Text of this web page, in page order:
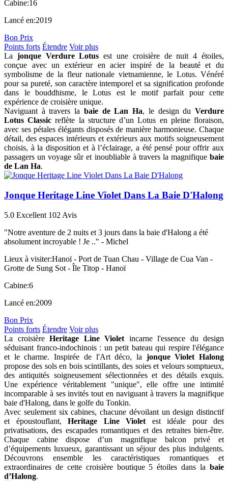
Cabine:16
Lancé en:2019
Bon Prix
Points forts Étendre Voir plus
La jonque Verdure Lotus est une croisière de nuit 4 étoiles,
conçue avec un extérieur en acier inspiré de la beauté et du
symbolisme de la fleur nationale vietnamienne, le Lotus. Vénéré
pour sa pureté, son caractère intemporel et sa signification profonde
dans le bouddhisme, le Lotus est le motif parfait pour cette
expérience de croisière unique.
Naviguant à travers la baie de Lan Ha, le design duVerdure
Lotus Classic reflète la structure d’un Lotus en pleine floraison,
avec ses pétales élégants disposés de manière harmonieuse. Chaque
détail, des espaces intérieurs et extérieurs aux motifs soigneusement
choisis, à la disposition et à l’éclairage, a été pensé pour offrir aux
passagers un voyage sûr et inoubliable à travers la magnifique baie
de Lan Ha.
Jonque Heritage Line Violet Dans La Baie D'Halong
5.0 Excellent 102 Avis
"Notre aventure de 2 nuits et 3 jours dans la baie d'Halong a été
absolument incroyable ! Je .." - Michel
Lieux à visiter:Hanoï - Port de Tuan Chau - Village de Cua Van -
Grotte de Sung Sot - Île Titop - Hanoï
Cabine:6
Lancé en:2009
Bon Prix
Points forts Étendre Voir plus
La croisièreHeritage Line Violet incarne l'essence du design
séduisant franco-indochinois : un petit bateau qui respire l'élégance
et le charme. Inspirée de l'Art déco, la jonque Violet Halong
propose des sols en bois scintillants, des soies et velours somptueux,
des antiquités soigneusement sélectionnées et des détails exquis.
Une expérience véritablement "unique", elle offre une intimité
incomparable à ses invités tout en naviguant à travers la magnifique
baie d'Halong, dans le golfe du Tonkin.
Avec seulement six cabines, chacune dévoilant un design distinctif
et époustouflant, Heritage Line Violet est idéale pour des
privatisations, des escapades romantiques et des retraites bien-être.
Chaque cabine dispose d’un magnifique balcon privé et
d’équipements luxueux, garantissant un séjour des plus indulgents.
Découvrons ensemble les caractéristiques romantiques et
extraordinaires de cette croisière boutique 5 étoiles dans la baie
d’Halong.